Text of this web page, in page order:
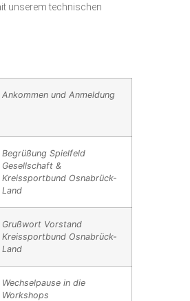
unserem technischen
Ankommen und Anmeldung
Begrüßung Spielfeld
Gesellschaft &
Kreissportbund Osnabrück-
Land
Grußwort Vorstand
Kreissportbund Osnabrück-
Land
Wechselpause in die
Workshops